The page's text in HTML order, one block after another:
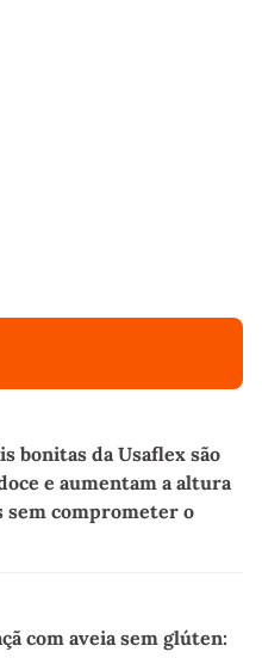
bonitas da Usaflex são
e aumentam a altura
comprometer o
com aveia sem glúten: